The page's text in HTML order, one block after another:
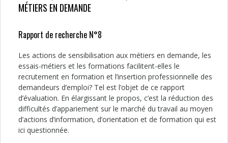
MÉTIERS EN DEMANDE
Rapport de recherche N°8
Les actions de sensibilisation aux métiers en demande, les
essais-métiers et les formations facilitent-elles le
recrutement en formation et l’insertion professionnelle des
demandeurs d’emploi? Tel est l’objet de ce rapport
d’évaluation. En élargissant le propos, c’est la réduction des
difficultés d’appariement sur le marché du travail au moyen
d’actions d’information, d’orientation et de formation qui est
ici questionnée.